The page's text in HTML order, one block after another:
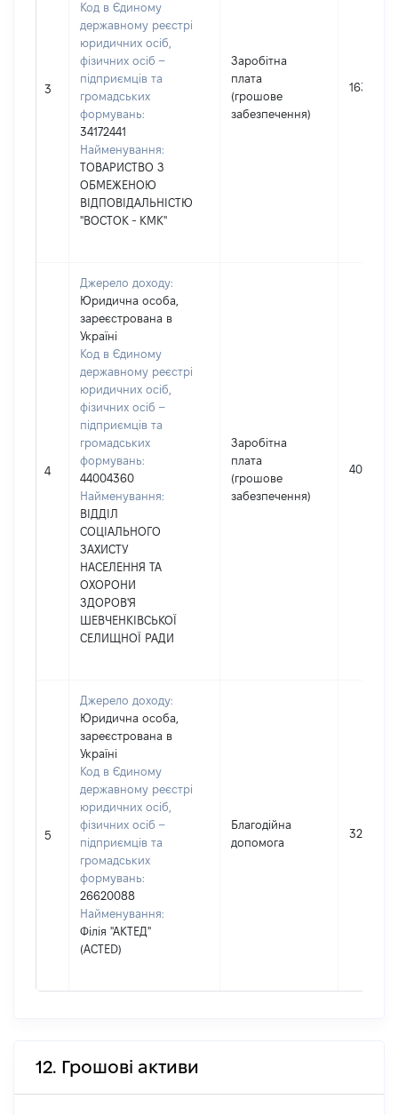
3
Код в Єдиному
державному реєстрі
юридичних осіб,
фізичних осіб –
підприємців та
громадських
формувань:
34172441
Найменування:
ТОВАРИСТВО З
ОБМЕЖЕНОЮ
ВІДПОВІДАЛЬНІСТЮ
"ВОСТОК - КМК"
Заробітна
плата
(грошове
забезпечення)
163790
4
Джерело доходу:
Юридична особа,
зареєстрована в
Україні
Код в Єдиному
державному реєстрі
юридичних осіб,
фізичних осіб –
підприємців та
громадських
формувань:
44004360
Найменування:
ВІДДІЛ
СОЦІАЛЬНОГО
ЗАХИСТУ
НАСЕЛЕННЯ ТА
ОХОРОНИ
ЗДОРОВ'Я
ШЕВЧЕНКІВСЬКОЇ
СЕЛИЩНОЇ РАДИ
Заробітна
плата
(грошове
забезпечення)
407120
5
Джерело доходу:
Юридична особа,
зареєстрована в
Україні
Код в Єдиному
державному реєстрі
юридичних осіб,
фізичних осіб –
підприємців та
громадських
формувань:
26620088
Найменування:
Філія "АКТЕД"
(ACTED)
Благодійна
допомога
32400
12. Грошові активи